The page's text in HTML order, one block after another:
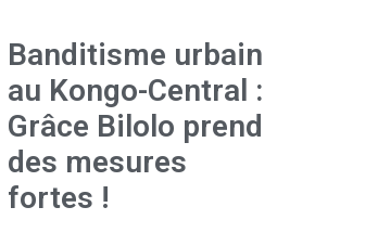
Banditisme urbain
au Kongo-Central :
Grâce Bilolo prend
des mesures
fortes !